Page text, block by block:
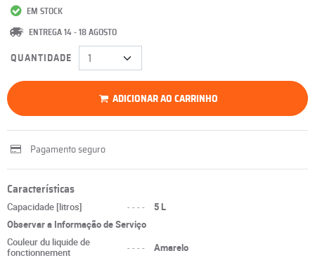
EM STOCK
ENTREGA 14 - 18 AGOSTO
QUANTIDADE
ADICIONAR AO CARRINHO
Pagamento seguro
Características
Capacidade [litros] ----
5 L
Observar a Informação de Serviço
Couleur du liquide de
fonctionnement
---- Amarelo